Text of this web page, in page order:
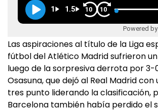
1 1.5 10 10
Powered
Las aspiraciones al título de la Liga
fútbol del Atlético Madrid sufrieron
luego de la sorpresiva derrota por
Osasuna, que dejó al Real Madrid
tres punto liderando la clasificación,
Barcelona también había perdido el